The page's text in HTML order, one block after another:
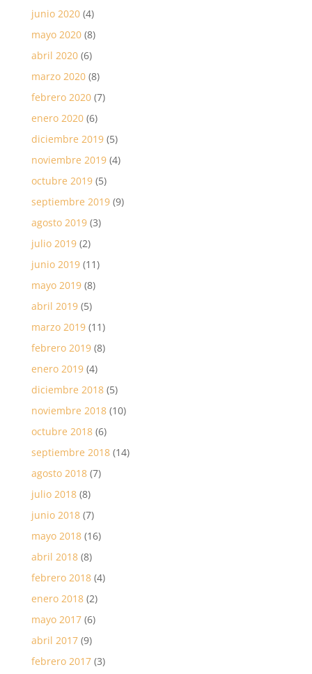
junio 2020(4)
mayo 2020(8)
abril 2020(6)
marzo 2020(8)
febrero 2020(7)
enero 2020(6)
diciembre 2019(5)
noviembre 2019(4)
octubre 2019(5)
septiembre 2019(9)
agosto 2019(3)
julio 2019(2)
junio 2019(11)
mayo 2019(8)
abril 2019(5)
marzo 2019(11)
febrero 2019(8)
enero 2019(4)
diciembre 2018(5)
noviembre 2018(10)
octubre 2018(6)
septiembre 2018(14)
agosto 2018(7)
julio 2018(8)
junio 2018(7)
mayo 2018(16)
abril 2018(8)
febrero 2018(4)
enero 2018(2)
mayo 2017(6)
abril 2017(9)
febrero 2017(3)